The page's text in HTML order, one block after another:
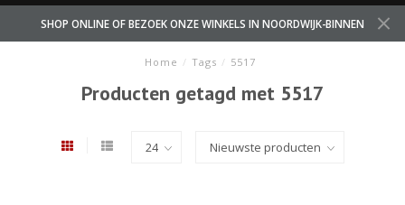
SHOP ONLINE OF BEZOEK ONZE WINKELS IN NOORDWIJK-BINNEN
Home / Tags / 5517
Producten getagd met 5517